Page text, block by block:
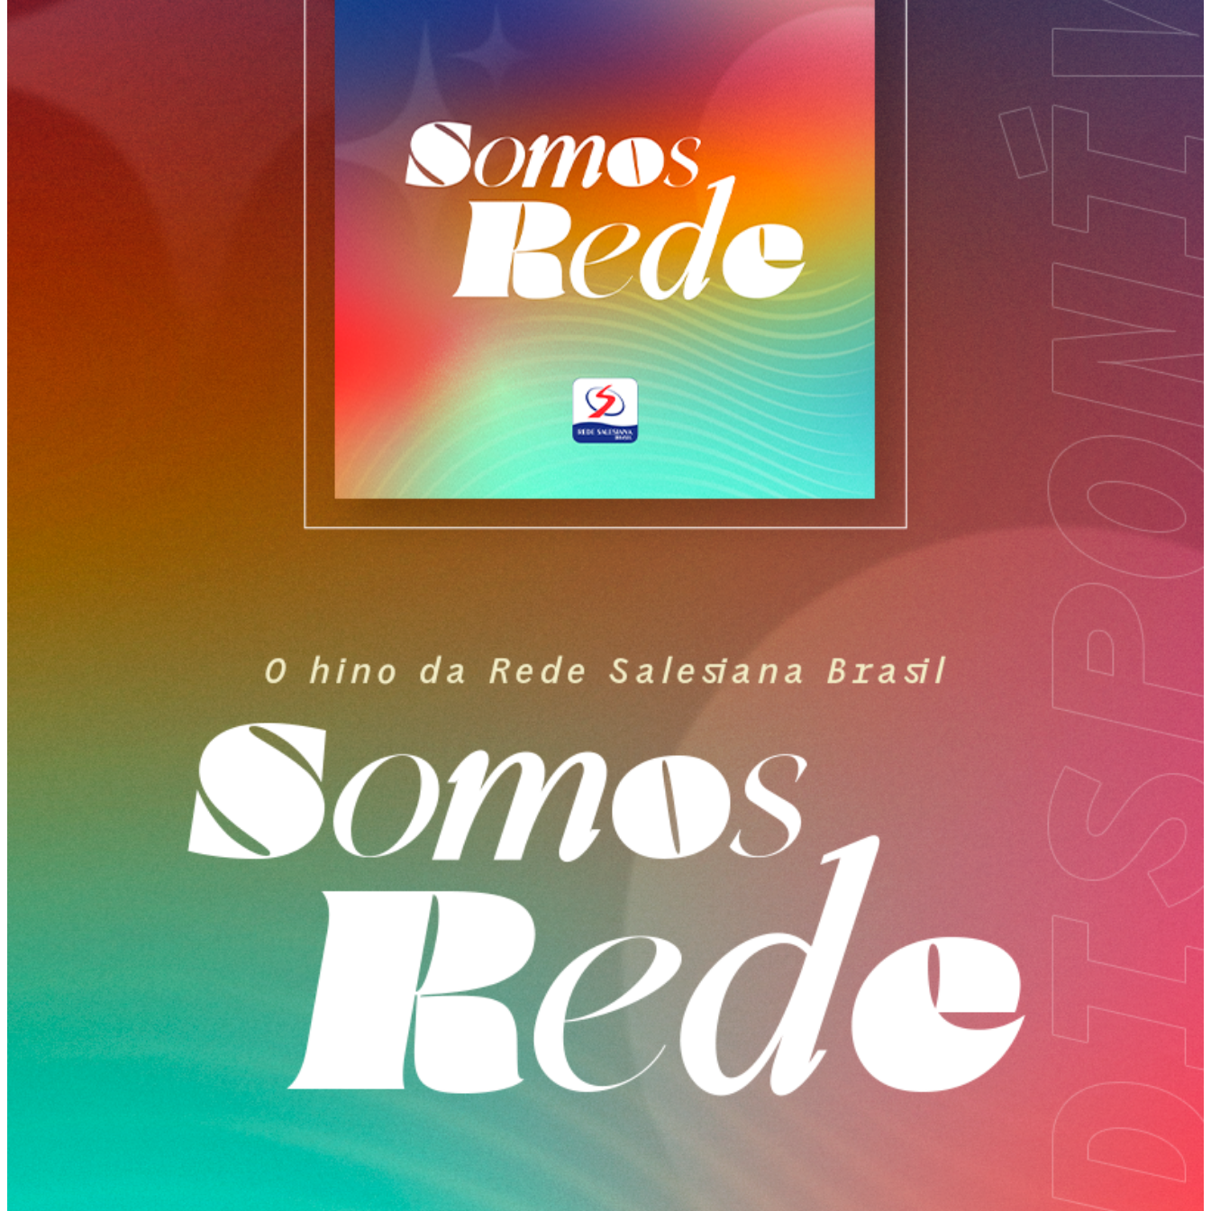
estratégica, integrada e coerente com sua identidade. Nesse cenário, a comunicação deixa de ser compreendida apenas como uma
área operacional e passa a ocupar um papel estratégico na gestão institucional, contribuindo para fortalecer vínculos, proteger a
reputação, dialogar com diferentes públicos e tornar mais visíveis a identidade e o propósito das organizações. Para Eduardo Schmitz,
capacidade de atuação estratégica da Inspetoria. “É uma busca estratégica por fortalecer o atendimento à rede de escolas da
Inspetoria, enquanto olhar do Centro Inspetorial para a Rede de Escolas. É também uma grande oportunidade de troca de experiências,
diferentes Inspetorias em um mesmo espaço de formação e diálogo, o ANEC Summit possibilitou à Rede Salesiana Brasil ampliar
conexões, compartilhar práticas e conhecer novas perspectivas para o desenvolvimento da comunicação institucional. A experiência
reforça a compreensão de que comunicar a missão salesiana exige mais do que presença nos diferentes canais. É necessário
compreender os públicos, fortalecer vínculos, proteger a reputação institucional e, sobretudo, traduzir para a sociedade aquilo que
está no centro da proposta educativa salesiana: uma educação que evangeliza, forma integralmente e contribui para a transformação
da realidade. A participação das Inspetorias no encontro reafirma, assim, o compromisso da Rede Salesiana Brasil com uma
comunicação profissional, integrada e alinhada ao seu propósito, capaz de dialogar com os desafios do presente sem perder de vista
a identidade construída a partir do carisma de Dom Bosco e de Madre Mazzarello. Mais do que dois dias de formação, o ANEC Summit
deixou para a comunicação salesiana novas conexões, conhecimentos e perspectivas para fortalecer uma missão que também se
realiza pela capacidade de comunicar, estabelecer relações e gerar impacto na vida das pessoas.
diário das Irmãs [salesianas] que lá estavam. A música nasceu justamente para o aniversário do Instituto, porém, para uma homenagem
interna na qual eu queria retratar aquilo que eu via sendo vivenciado pelas FMA da casa. O amor que elas me ensinaram a ter pela vida
salesiana foi um dos motivadores da minha escolha vocacional e, por isso, até hoje considero essa casa como o berço da minha
que a escutarem e assim possam sentir a beleza desse carisma como eu também senti. Âmbito da Comunicação: Por fim, qual a
frase/expressão da música «Filhas de Maria Auxiliadora» que tem mais significado para você? Por quê? Lucas Nistler: Acho que a
expressão é «ter no rosto um sorriso por ser essa missão», quando a vida consagrada passa de simplesmente ter uma missão para ser
a própria missão. Neste ponto eu via que a presença, a oração, o olhar, o ouvir… tudo isso eram as Salesianas e tudo isso era a missão.
Eu me inspirei nessa frase que compõe a música para falar daquilo que Dom Bosco já queria - «um monumento vivo» - para nossa Mãe
Auxiliadora, e acredito muito que a representação do amor de Maria por seu Filho e pelos pequenos está vivo e é testemunhado
diariamente pelas Filhas de Maria Auxiliadora. Agradeço de coração ao Instituto por todo o carinho e pela contribuição no meu
processo de discernimento vocacional. Fonte: Inspetoria Nossa Senhora Aparecida